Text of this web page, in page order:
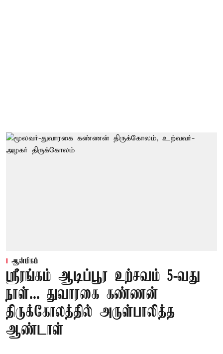
ஆன்மிகம்
ஸ்ரீரங்கம் ஆடிப்பூர உற்சவம் 5-வது
நாள்... துவாரகை கண்ணன்
திருக்கோலத்தில் அருள்பாலித்த
ஆண்டாள்